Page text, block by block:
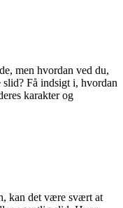
men hvordan ved du,
Få indsigt i, hvordan
karakter og
kan det være svært at